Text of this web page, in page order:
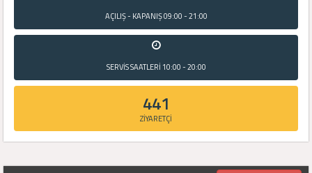
AÇILIŞ - KAPANIŞ09:00 - 21:00
SERVİS SAATLERİ 10:00 - 20:00
441
ZİYARETÇİ